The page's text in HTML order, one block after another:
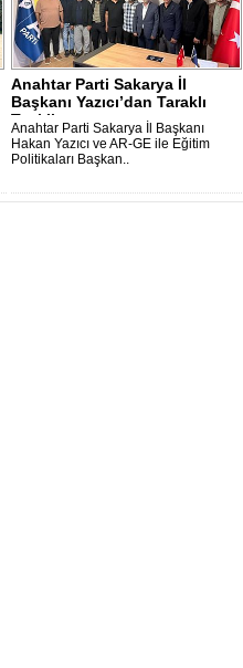
Anahtar Parti Sakarya İl
Başkanı Yazıcı’dan Taraklı
Teşkilat..
Anahtar Parti Sakarya İl Başkanı
Hakan Yazıcı ve AR-GE ile Eğitim
Politikaları Başkan..